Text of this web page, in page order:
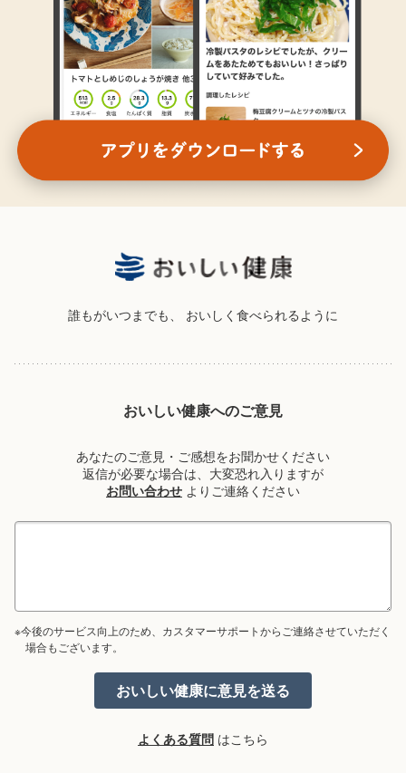
誰もがいつまでも、 おいしく食べられるように
おいしい健康へのご意見
あなたのご意見・ご感想をお聞かせください
返信が必要な場合は、大変恐れ入りますが
お問い合わせ よりご連絡ください
※今後のサービス向上のため、カスタマーサポートからご連絡させていただく
場合もございます。
よくある質問 はこちら